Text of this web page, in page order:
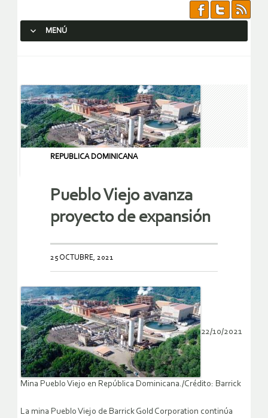
MENÚ
REPUBLICA DOMINICANA
Pueblo Viejo avanza
proyecto de expansión
25 OCTUBRE, 2021
22/10/2021
Mina Pueblo Viejo en República Dominicana./Crédito: Barrick
La mina Pueblo Viejo de Barrick Gold Corporation continúa